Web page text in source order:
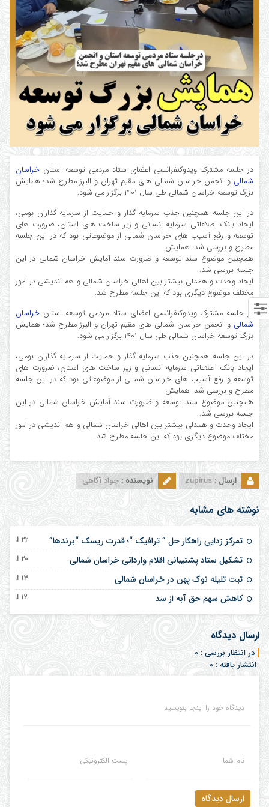
در جلسه مشترک ویدوکنفرانسی اعضای ستاد مردمی توسعه استان خراسان
شمالی و انجمن خراسان شمالی های مقیم تهران و البرز مطرح شد؛ همایش
بزرگ توسعه خراسان شمالی طی سال ۱۴۰۱ برگزار می شود.
در این جلسه همچنین جذب سرمایه گذار و حمایت از سرمایه گذاران بومی،
ایجاد بانک اطلاعاتی سرمایه انسانی و زیر ساخت های استان، ضرورت های
توسعه و رفع آسیب های خراسان شمالی از موضوعاتی بود که در این جلسه
مطرح و بررسی شد. همایش
همچنین موضوع سند توسعه و ضرورت سند آمایش خراسان شمالی در این
جلسه بررسی شد.
ایجاد وحدت و همدلی بیشتر بین اهالی خراسان شمالی و هم اندیشی در امور
مختلف موضوع دیگری بود که این جلسه‌ مطرح شد.
در جلسه مشترک ویدوکنفرانسی اعضای ستاد مردمی توسعه استان خراسان
شمالی و انجمن خراسان شمالی های مقیم تهران و البرز مطرح شد؛ همایش
بزرگ توسعه خراسان شمالی طی سال ۱۴۰۱ برگزار می شود.
در این جلسه همچنین جذب سرمایه گذار و حمایت از سرمایه گذاران بومی،
ایجاد بانک اطلاعاتی سرمایه انسانی و زیر ساخت های استان، ضرورت های
توسعه و رفع آسیب های خراسان شمالی از موضوعاتی بود که در این جلسه
مطرح و بررسی شد. همایش
همچنین موضوع سند توسعه و ضرورت سند آمایش خراسان شمالی در این
جلسه بررسی شد.
ایجاد وحدت و همدلی بیشتر بین اهالی خراسان شمالی و هم اندیشی در امور
مختلف موضوع دیگری بود که این جلسه‌ مطرح شد.
ارسال : zupirus نویسنده : جواد آگاهی
نوشته های مشابه
تمرکز زدایی راهکار حل ” ترافیک “؛ قدرت ریسک “برندها” ۲۲ اردیبهشت ۱۴۰۵
تشکیل ستاد پشتیبانی اقلام وارداتی خراسان شمالی ۲۰ اردیبهشت ۱۴۰۵
ثبت تلیله نوک پهن در خراسان شمالی ۱۳ اردیبهشت ۱۴۰۵
کاهش سهم حق آبه از سد ۱۲ اردیبهشت ۱۴۰۵
ارسال دیدگاه
در انتظار بررسی : 0
انتشار یافته : 0
دیدگاه خود را اینجا بنویسید
نام شما پست الکترونیکی
ارسال دیدگاه